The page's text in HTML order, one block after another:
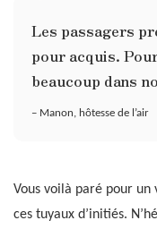
Les passagers
pour acquis.
beaucoup dans
– Manon, hôtesse de l’air
Vous voilà paré pour
ces tuyaux d’initiés.